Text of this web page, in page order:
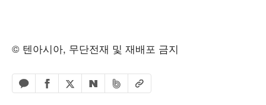
© 텐아시아, 무단전재 및 재배포 금지
카카오톡 공유하기
페이스북 공유하기
엑스 공유하기
네이버 공유하기
밴드 공유하기
URL복사